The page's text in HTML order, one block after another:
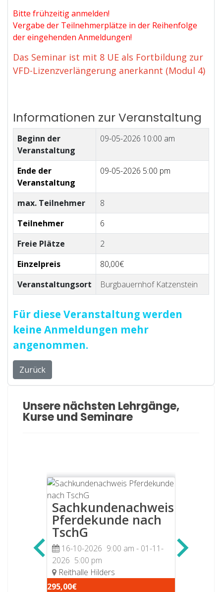
Bitte frühzeitig anmelden!
Vergabe der Teilnehmerplätze in der Reihenfolge
der eingehenden Anmeldungen!
Das Seminar ist mit 8 UE als Fortbildung zur
VFD-Lizenzverlängerung anerkannt (Modul 4)
Informationen zur Veranstaltung
Beginn der
Veranstaltung
09-05-2026 10:00 am
Ende der
Veranstaltung
09-05-2026 5:00 pm
max. Teilnehmer
8
Teilnehmer
6
Freie Plätze
2
Einzelpreis
80,00€
Veranstaltungsort
Burgbauernhof Katzenstein
Für diese Veranstaltung werden
keine Anmeldungen mehr
angenommen.
Zurück
Unsere nächsten Lehrgänge,
Kurse und Seminare
Sachkundenachweis
Pferdekunde nach
TschG
16-10-2026 9:00 am - 01-11-
2026 5:00 pm
Reithalle Hilders
295,00€